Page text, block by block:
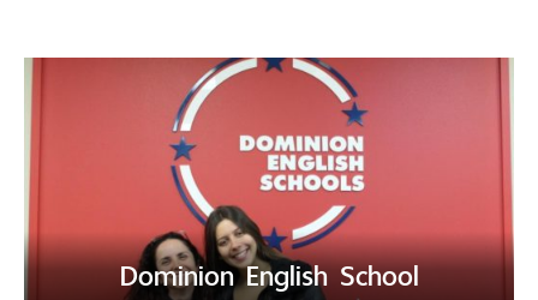
Dominion English School